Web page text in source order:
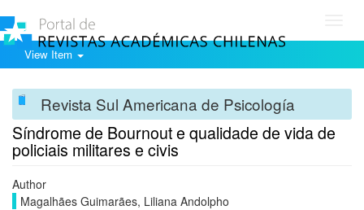
View Item
Revista Sul Americana de Psicología
Síndrome de Bournout e qualidade de vida de
policiais militares e civis
Author
Magalhães Guimarães, Liliana Andolpho